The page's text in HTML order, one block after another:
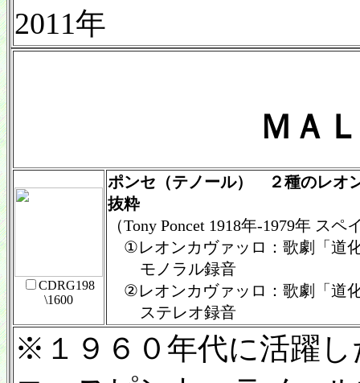
2011年
ＭＡ
CDRG198
\1600
ポンセ（テノール） ２種のレオ
抜粋
（Tony Poncet 1918年-1979年 ス
①レオンカヴァッロ：歌劇「道
モノラル録音
②レオンカヴァッロ：歌劇「道
ステレオ録音
※１９６０年代に活躍